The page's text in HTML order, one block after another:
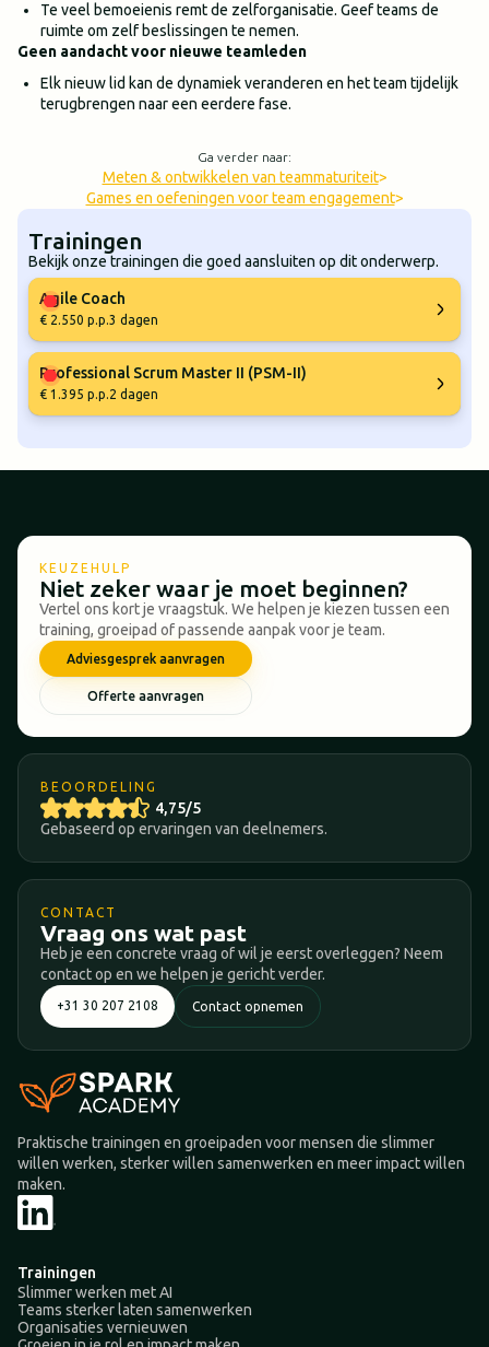
Te veel bemoeienis remt de zelforganisatie. Geef teams de
ruimte om zelf beslissingen te nemen.
Geen aandacht voor nieuwe teamleden
Elk nieuw lid kan de dynamiek veranderen en het team tijdelijk
terugbrengen naar een eerdere fase.
Ga verder naar:
Meten & ontwikkelen van teammaturiteit>
Games en oefeningen voor team engagement>
Trainingen
Bekijk onze trainingen die goed aansluiten op dit onderwerp.
Agile Coach
€ 2.550 p.p.3 dagen
Professional Scrum Master II (PSM-II)
€ 1.395 p.p.2 dagen
KEUZEHULP
Niet zeker waar je moet beginnen?
Vertel ons kort je vraagstuk. We helpen je kiezen tussen een
training, groeipad of passende aanpak voor je team.
Adviesgesprek aanvragen
Offerte aanvragen
BEOORDELING
4,75/5
Gebaseerd op ervaringen van deelnemers.
CONTACT
Vraag ons wat past
Heb je een concrete vraag of wil je eerst overleggen? Neem
contact op en we helpen je gericht verder.
+31 30 207 2108 Contact opnemen
Praktische trainingen en groeipaden voor mensen die slimmer
willen werken, sterker willen samenwerken en meer impact willen
maken.
Trainingen
Slimmer werken met AI
Teams sterker laten samenwerken
Organisaties vernieuwen